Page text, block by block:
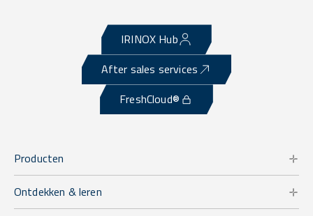
IRINOX Hub
After sales services
FreshCloud®
Producten
Ontdekken & leren